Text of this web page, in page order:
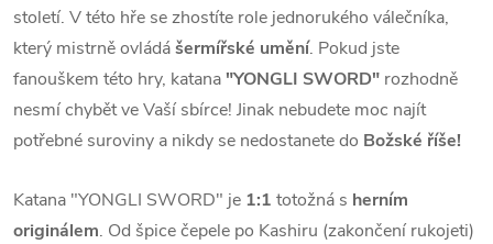
století. V této hře se zhostíte role jednorukého válečníka,
který mistrně ovládášermířské umění. Pokud jste
fanouškem této hry, katana"YONGLI SWORD" rozhodně
nesmí chybět ve Vaší sbírce! Jinak nebudete moc najít
potřebné suroviny a nikdy se nedostanete do Božské říše!
Katana "YONGLI SWORD" je 1:1 totožná s herním
originálem. Od špice čepele po Kashiru (zakončení rukojeti)